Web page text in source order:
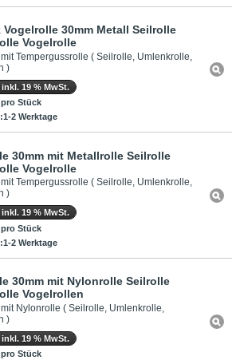
Vogelrolle 30mm Metall Seilrolle
Vogelrolle
Tempergussrolle ( Seilrolle, Umlenkrolle,
)
inkl. 19 % MwSt.
pro Stück
2 Werktage
30mm mit Metallrolle Seilrolle
Vogelrolle
Tempergussrolle ( Seilrolle, Umlenkrolle,
)
inkl. 19 % MwSt.
pro Stück
2 Werktage
30mm mit Nylonrolle Seilrolle
Vogelrollen
Nylonrolle ( Seilrolle, Umlenkrolle,
)
inkl. 19 % MwSt.
pro Stück